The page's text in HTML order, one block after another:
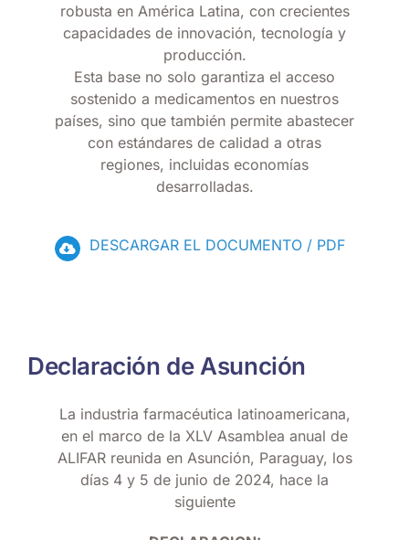
robusta en América Latina, con crecientes
capacidades de innovación, tecnología y
producción.
Esta base no solo garantiza el acceso
sostenido a medicamentos en nuestros
países, sino que también permite abastecer
con estándares de calidad a otras
regiones, incluidas economías
desarrolladas.
DESCARGAR EL DOCUMENTO / PDF
Declaración de Asunción
La industria farmacéutica latinoamericana,
en el marco de la XLV Asamblea anual de
ALIFAR reunida en Asunción, Paraguay, los
días 4 y 5 de junio de 2024, hace la
siguiente